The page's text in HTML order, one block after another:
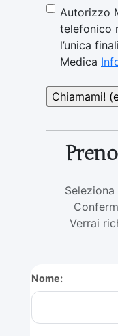
Autorizzo
telefonico
l’unica
Medica
Verrai
Nome: